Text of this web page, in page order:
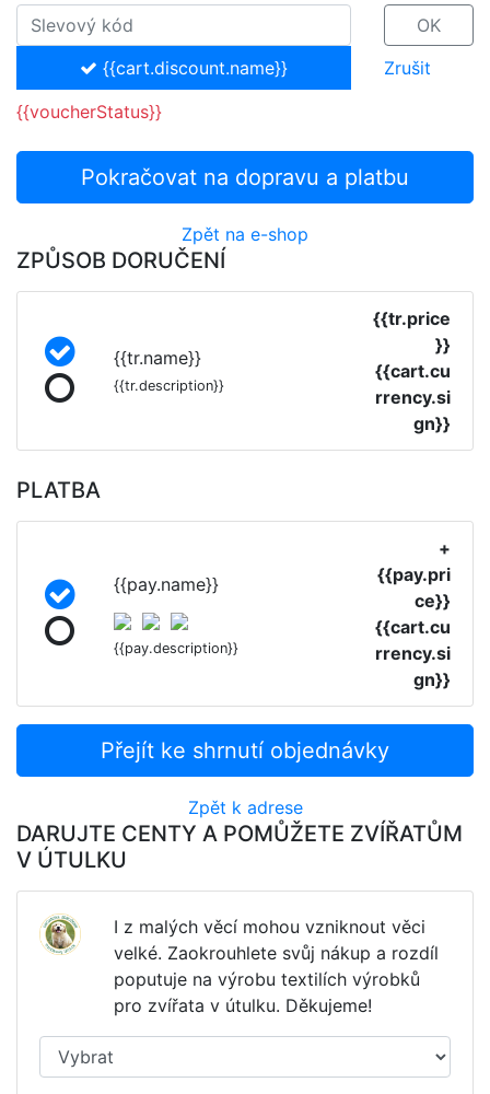
OK
{{cart.discount.name}}
Zrušit
{{voucherStatus}}
Pokračovat na dopravu a platbu
Zpět na e-shop
ZPŮSOB DORUČENÍ
{{tr.name}}
{{tr.description}}
{{tr.price
}}
{{cart.cu
rrency.si
gn}}
PLATBA
{{pay.name}}
{{pay.description}}
+
{{pay.pri
ce}}
{{cart.cu
rrency.si
gn}}
Přejít ke shrnutí objednávky
Zpět k adrese
DARUJTE CENTY A POMŮŽETE ZVÍŘATŮM
V ÚTULKU
I z malých věcí mohou vzniknout věci
velké. Zaokrouhlete svůj nákup a rozdíl
poputuje na výrobu textilích výrobků
pro zvířata v útulku. Děkujeme!